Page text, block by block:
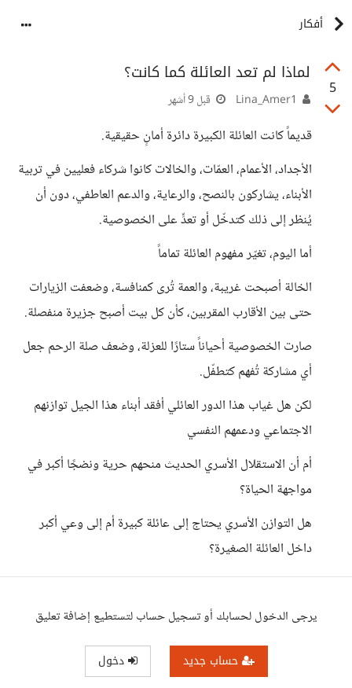
أفكار
5
لماذا لم تعد العائلة كما كانت؟
قبل 9 أشهر
قديماً كانت العائلة الكبيرة دائرة أمانٍ حقيقية.
الأجداد، الأعمام، العمّات، والخالات كانوا شركاء فعليين في تربية
الأبناء، يشاركون بالنصح، والرعاية، والدعم العاطفي، دون أن
يُنظر إلى ذلك كتدخّل أو تعدٍّ على الخصوصية.
أما اليوم، تغيّر مفهوم العائلة تماماً
الخالة أصبحت غريبة، والعمة تُرى كمنافسة، وضعفت الزيارات
حتى بين الأقارب المقربين، كأن كل بيت أصبح جزيرة منفصلة.
صارت الخصوصية أحياناً ستارًا للعزلة، وضعف صلة الرحم جعل
أي مشاركة تُفهم كتطفّل.
لكن هل غياب هذا الدور العائلي أفقد أبناء هذا الجيل توازنهم
الاجتماعي ودعمهم النفسي
أم أن الاستقلال الأسري الحديث منحهم حرية ونضجًا أكبر في
مواجهة الحياة؟
هل التوازن الأسري يحتاج إلى عائلة كبيرة أم إلى وعي أكبر
داخل العائلة الصغيرة؟
يرجى الدخول لحسابك أو تسجيل حساب لتستطيع إضافة تعليق
حساب جديد دخول